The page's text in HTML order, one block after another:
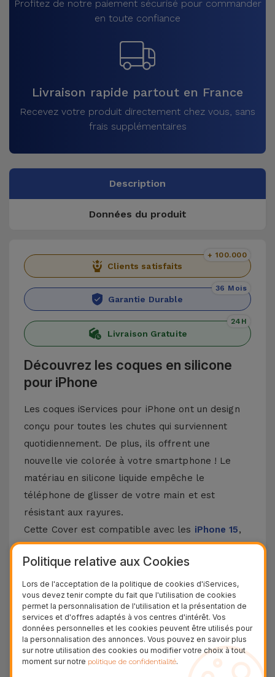
Profitez de notre paiement sécurisé pour commander
en toute confiance
Livraison rapide partout en France
Recevez votre produit directement chez vous, sans
frais supplémentaires
Description
Données du produit
Clients satisfaits
+ 100.000
Garantie Durable
36 Mois
Livraison Gratuite
24H
Découvrez les coques en silicone
pour iPhone
Les coques iServices pour iPhone ont un design
conçu pour toutes les chutes qui surviennent
quotidiennement. De plus, ils offrent une
nouvelle vie colorée à votre smartphone ! Le
matériau en silicone liquide empêche le
téléphone de glisser de votre main et est
résistant aux rayures.
Cette Cover est compatible avec les iPhone 15,
14, 13, 12, entre autres, ainsi qu'avec le modèle le
plus populaire d'Apple, l'iPhone 16et
Protection à 3 couches avec coques en
silicone
Nos coques en silicone pour iPhone ont une
construction robuste et de qualité, avec une
construction à trois couches, pour éviter au
Politique relative aux Cookies
Lors de l'acceptation de la politique de cookies d'iServices,
vous devez tenir compte du fait que l'utilisation de cookies
permet la personnalisation de l'utilisation et la présentation de
services et d'offres adaptés à vos centres d'intérêt. Vos
données personnelles et les cookies peuvent être utilisés pour
la personnalisation des annonces. Vous pouvez en savoir plus
sur notre utilisation des cookies ou modifier votre choix à tout
moment sur notre politique de confidentialité.